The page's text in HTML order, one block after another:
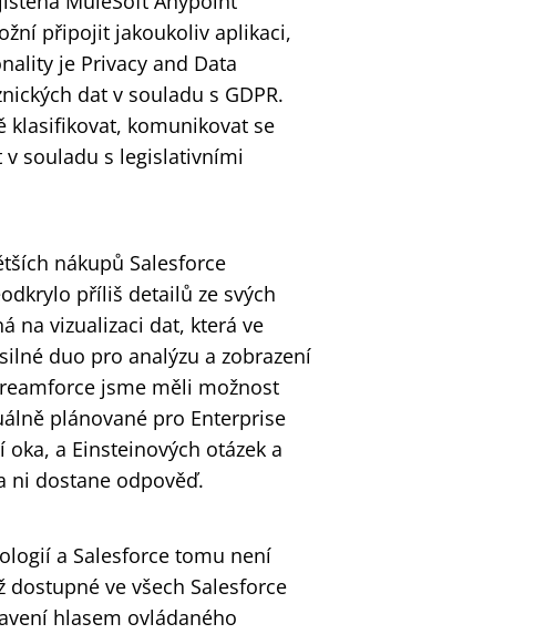
připojit jakoukoliv aplikaci,
je Privacy and Data
dat v souladu s GDPR.
klasifikovat, komunikovat se
v souladu s legislativními
nákupů Salesforce
příliš detailů ze svých
na vizualizaci dat, která ve
duo pro analýzu a zobrazení
jsme měli možnost
plánované pro Enterprise
a Einsteinových otázek a
ni dostane odpověď.
a Salesforce tomu není
ve všech Salesforce
hlasem ovládaného